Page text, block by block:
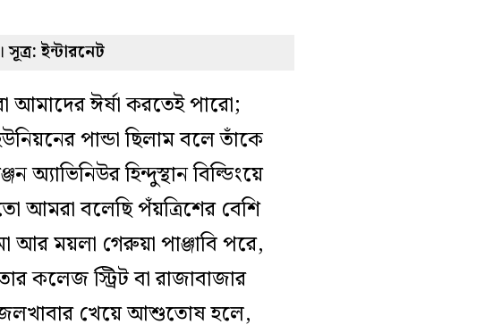
সূত্র: ইন্টারনেট
আমাদের ঈর্ষা করতেই পারো;
পান্ডা ছিলাম বলে তাঁকে
অ্যাভিনিউর হিন্দুস্থান বিল্ডিংয়ে
আমরা বলেছি পঁয়ত্রিশের বেশি
আর ময়লা গেরুয়া পাঞ্জাবি পরে,
কলেজ স্ট্রিট বা রাজাবাজার
জলখাবার খেয়ে আশুতোষ হলে,